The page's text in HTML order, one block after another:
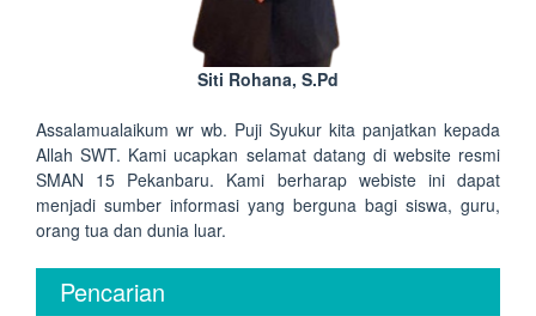
Siti Rohana, S.Pd
Assalamualaikum wr wb. Puji Syukur kita panjatkan kepada
Allah SWT. Kami ucapkan selamat datang di website resmi
SMAN 15 Pekanbaru. Kami berharap webiste ini dapat
menjadi sumber informasi yang berguna bagi siswa, guru,
orang tua dan dunia luar.
Pencarian